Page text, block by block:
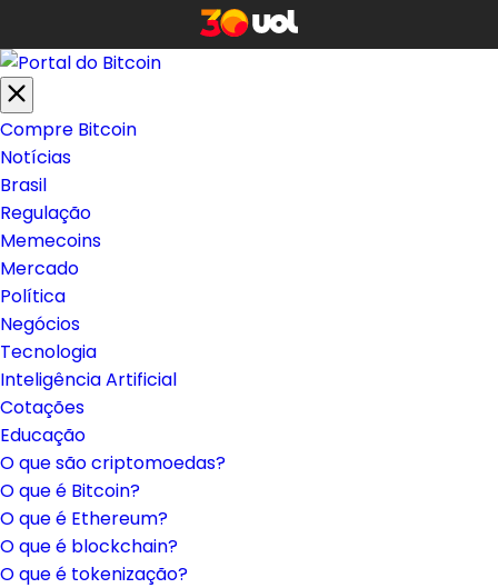
Compre Bitcoin
Notícias
Brasil
Regulação
Memecoins
Mercado
Política
Negócios
Tecnologia
Inteligência Artificial
Cotações
Educação
O que são criptomoedas?
O que é Bitcoin?
O que é Ethereum?
O que é blockchain?
O que é tokenização?